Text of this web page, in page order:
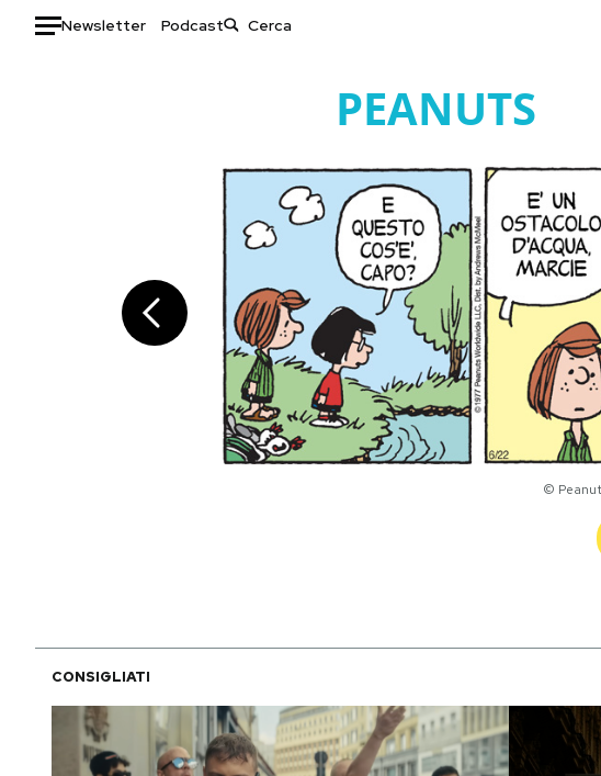
Newsletter Podcast
Tecnologia
Internet
Scienza
Moda
Libri
Consumismi
Storie/Idee
Ok Boomer!
Media
Europa
Altrecose
Mondiali calcio 2026
I MIEI PREFERITI
SHOP
PEANUTS
©
CONSIGLIATI